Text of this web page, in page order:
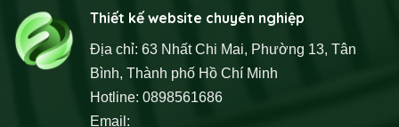
Thiết kế website chuyên nghiệp
Địa chỉ: 63 Nhất Chi Mai, Phường 13, Tân
Bình, Thành phố Hồ Chí Minh
Hotline: 0898561686
Email: